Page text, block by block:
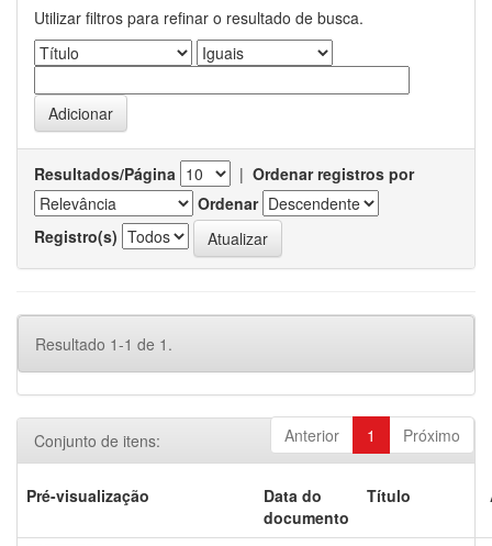
Utilizar filtros para refinar o resultado de busca.
Resultados/Página | Ordenar registros por
Ordenar
Registro(s)
Resultado 1-1 de 1.
Anterior 1 Próximo
Conjunto de itens:
Pré-visualização
Data do
documento
Título